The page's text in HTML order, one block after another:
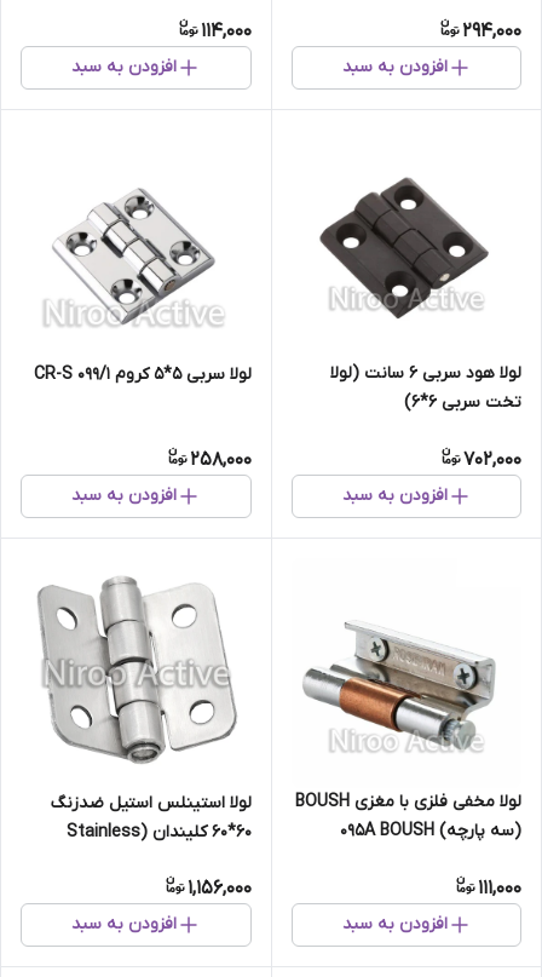
294,000
افزودن به سبد
114,000
افزودن به سبد
لولا هود سربی 6 سانت (لولا
تخت سربی 6*6)
702,000
افزودن به سبد
لولا سربی ۵*۵ کروم ۰۹۹/۱ CR-S
258,000
افزودن به سبد
لولا مخفی فلزی با مغزی BOUSH
(سه پارچه) ۰۹۵A BOUSH
111,000
افزودن به سبد
لولا استینلس استیل ضدزنگ
۶۰*۶۰ کلیندان (Stainless
1,156,000
افزودن به سبد